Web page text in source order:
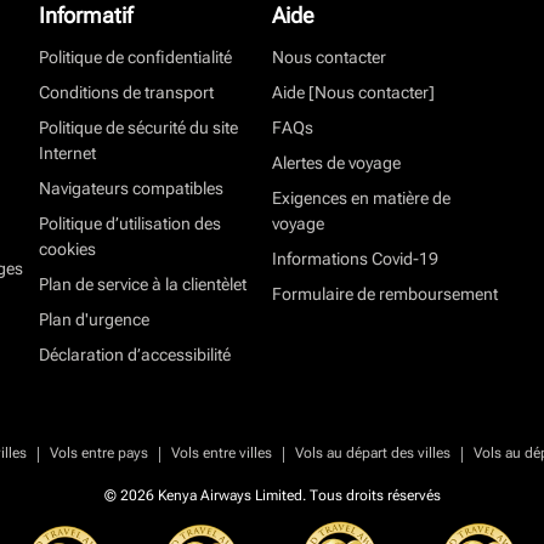
Informatif
Politique de confidentialité
Conditions de transport
Politique de sécurité du site
Internet
Navigateurs compatibles
Politique d’utilisation des
cookies
Plan de service à la clientèlet
Plan d'urgence
Déclaration d’accessibilité
Aide
Nous contacter
Aide [Nous contacter]
FAQs
Alertes de voyage
Exigences en matière de
voyage
Informations Covid-19
Formulaire de remboursement
| Vols entre pays | Vols entre villes | Vols au départ des villes | Vols au
© 2026 Kenya Airways Limited. Tous droits réservés